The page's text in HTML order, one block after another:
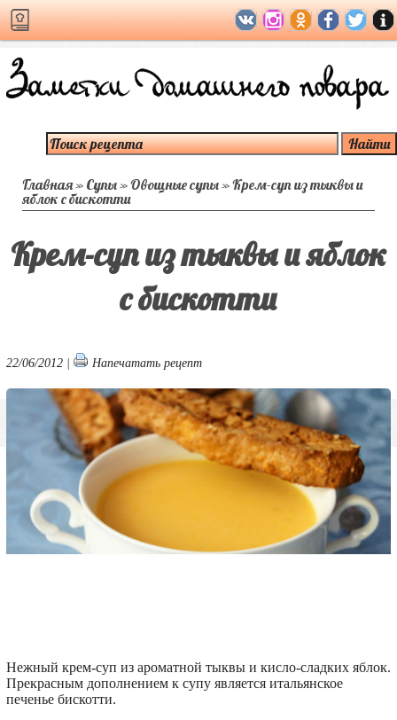
Главная» Супы»Овощные супы»Крем-суп из тыквы и
яблок с бискотти
Крем-суп из тыквы и яблок
с бискотти
22/06/2012 | Напечатать рецепт
Нежный крем-суп из ароматной тыквы и кисло-сладких яблок.
Прекрасным дополнением к супу является итальянское
печенье бискотти.